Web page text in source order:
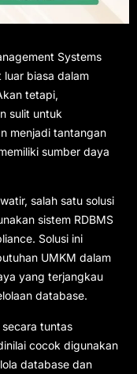
Systems
luar biasa dalam
tetapi,
sulit untuk
menjadi tantangan
sumber daya
salah satu solusi
sistem RDBMS
Solusi ini
UMKM dalam
yang terjangkau
database.
secara tuntas
cocok digunakan
database dan